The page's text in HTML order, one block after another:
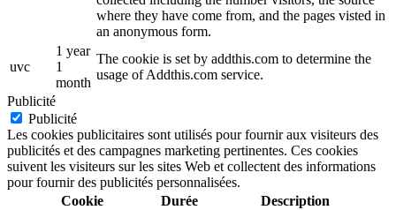
where they have come from, and the pages visted in
an anonymous form.
uvc
1 year
1
month
The cookie is set by addthis.com to determine the
usage of Addthis.com service.
Publicité
Publicité
Les cookies publicitaires sont utilisés pour fournir aux visiteurs des
publicités et des campagnes marketing pertinentes. Ces cookies
suivent les visiteurs sur les sites Web et collectent des informations
pour fournir des publicités personnalisées.
Cookie
Durée Description